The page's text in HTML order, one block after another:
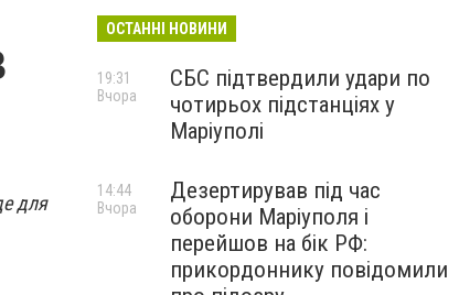
для
ОСТАННІ НОВИНИ
СБС підтвердили удари по
чотирьох підстанціях у
Маріуполі
19:31
Вчора
Дезертирував під час
оборони Маріуполя і
перейшов на бік РФ:
прикордоннику повідомили
14:44
Вчора